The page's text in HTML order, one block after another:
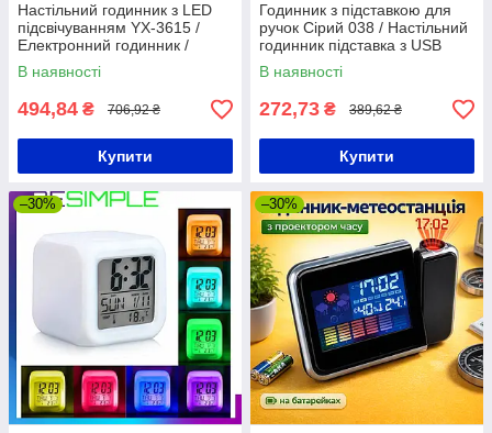
Настільний годинник з LED
підсвічуванням YX-3615 /
Електронний годинник /
Годинник з термометром і
будильником
В наявності
494,84 ₴ 706,92 ₴
Купити
Годинник з підставкою для
ручок Сірий 038 / Настільний
годинник підставка з USB
В наявності
272,73 ₴ 389,62 ₴
Купити
–30% –30%